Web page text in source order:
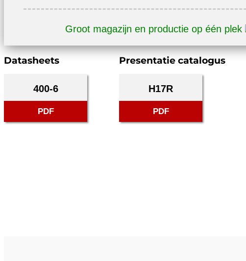
Groot magazijn en productie op één plek
Datasheets
400-6
PDF
Presentatie catalogus
H17R
PDF